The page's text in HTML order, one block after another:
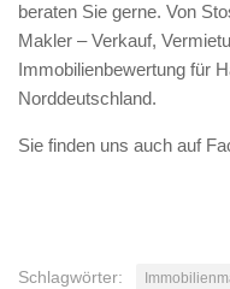
beraten Sie gerne. Von
Makler – Verkauf,
Immobilienbewertung für
Norddeutschland.
Sie finden uns auch auf
Schlagwörter: